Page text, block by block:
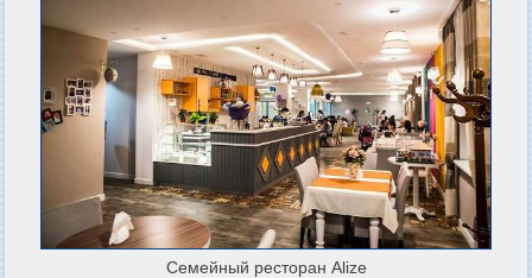
Семейный ресторан Alize